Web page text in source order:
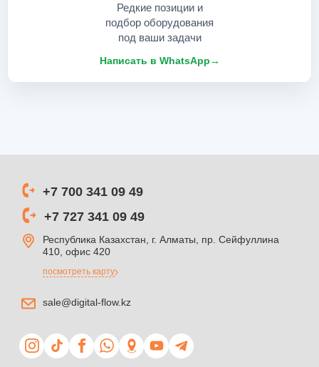
Редкие позиции и
подбор оборудования
под ваши задачи
Написать в WhatsApp→
+7 700 341 09 49
+7 727 341 09 49
Республика Казахстан, г. Алматы, пр. Сейфуллина
410, офис 420
посмотреть карту
sale@digital-flow.kz